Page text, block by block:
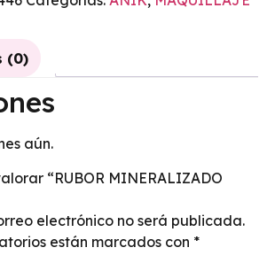
(0)
aún.
“RUBOR MINERALIZADO
electrónico no será publicada.
están marcados con *